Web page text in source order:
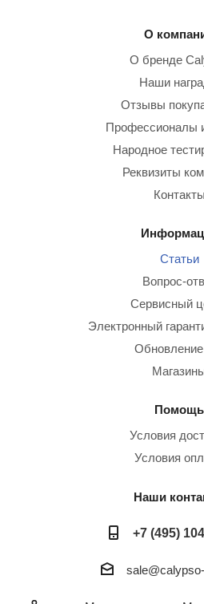
О
О бренде
Наши
Отзывы
Профессионалы
Народное
Реквизиты
Контакты
Статьи
Вопрос-
Сервисный
Электронный
Помощь
Условия
Условия
Наши
+7 (495)